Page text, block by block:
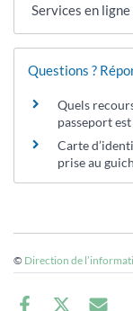
Services en
Questions ?
Quels
passeport
Carte
prise au
© Direction de